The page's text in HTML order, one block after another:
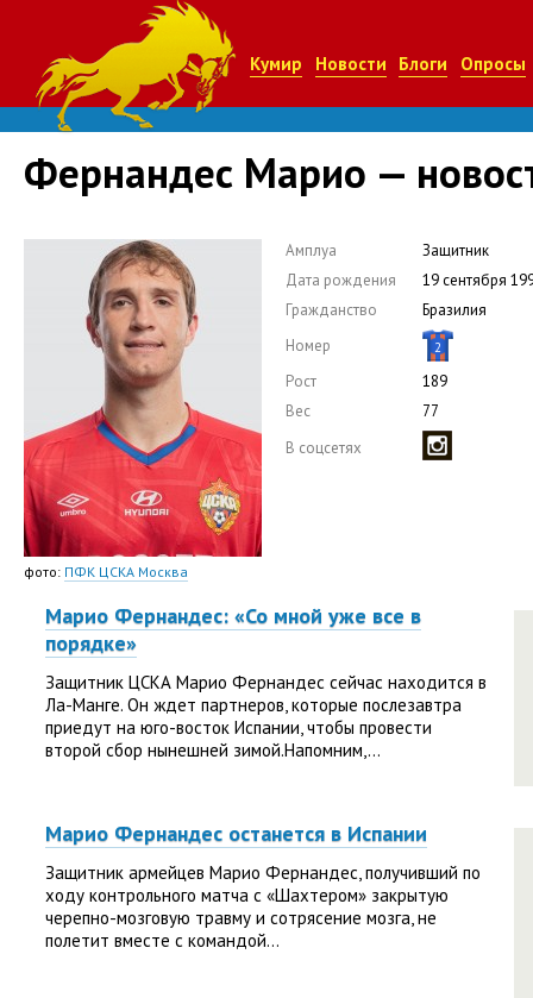
Кумир Новости Блоги Опросы
Фернандес Марио —
фото: ПФК ЦСКА Москва
Амплуа
Защитник
Дата рождения
19 сентября
Гражданство
Бразилия
Номер
2
Рост
189
Вес
77
В соцсетях
Марио Фернандес: «Со мной уже все в
порядке»
Защитник ЦСКА Марио Фернандес сейчас находится в
Ла-Манге. Он ждет партнеров, которые послезавтра
приедут на юго-восток Испании, чтобы провести
второй сбор нынешней зимой.Напомним,...
Марио Фернандес останется в Испании
Защитник армейцев Марио Фернандес, получивший по
ходу контрольного матча с «Шахтером» закрытую
черепно-мозговую травму и сотрясение мозга, не
полетит вместе с командой...